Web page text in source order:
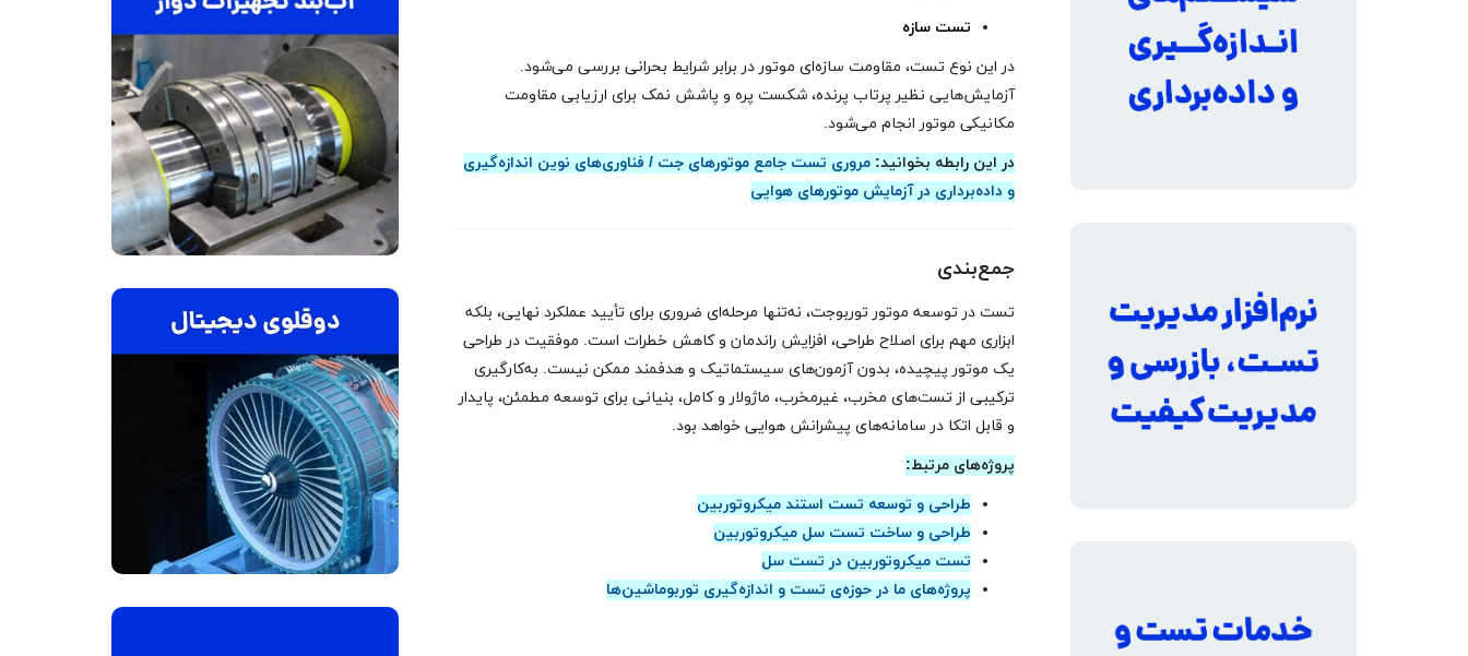
تست سازه
در این نوع تست، مقاومت سازه‌ای موتور در برابر شرایط بحرانی بررسی می‌شود.
آزمایش‌هایی نظیر پرتاب پرنده، شکست پره و پاشش نمک برای ارزیابی مقاومت
مکانیکی موتور انجام می‌شود.
در این رابطه بخوانید:مروری تست جامع موتورهای جت / فناوری‌های نوین اندازه‌گیری
و داده‌برداری در آزمایش موتورهای هوایی
جمع‌بندی
تست در توسعه موتور توربوجت، نه‌تنها مرحله‌ای ضروری برای تأیید عملکرد نهایی، بلکه
ابزاری مهم برای اصلاح طراحی، افزایش راندمان و کاهش خطرات است. موفقیت در طراحی
یک موتور پیچیده، بدون آزمون‌های سیستماتیک و هدفمند ممکن نیست. به‌کارگیری
ترکیبی از تست‌های مخرب، غیرمخرب، ماژولار و کامل، بنیانی برای توسعه مطمئن، پایدار
و قابل اتکا در سامانه‌های پیشرانش هوایی خواهد بود.
پروژه‌های مرتبط:
طراحی و توسعه تست استند میکروتوربین
طراحی و ساخت تست سل میکروتوربین
تست میکروتوربین در تست سل
پروژه‌های ما در حوزه‌ی تست و اندازه‌گیری توربوماشین‌ها